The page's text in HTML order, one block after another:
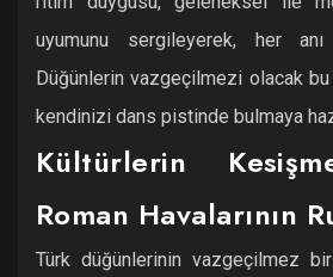
uyumunu sergileyerek, her anı
Düğünlerin vazgeçilmezi olacak
kendinizi dans pistinde bulmaya
Kültürlerin
Roman Havalarının
Türk düğünlerinin vazgeçilmez